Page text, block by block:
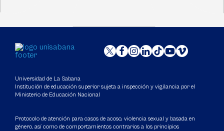
Universidad de La Sabana
Institución de educación superior sujeta a inspección y vigilancia por el
Ministerio de Educación Nacional
Protocolo de atención para casos de acoso, violencia sexual y basada en
género, así como de comportamientos contrarios a los principios